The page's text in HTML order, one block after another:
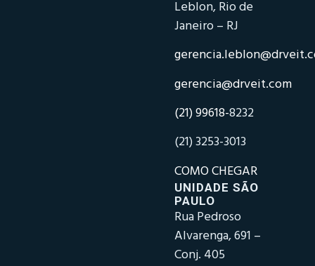
Leblon, Rio de
Janeiro – RJ
gerencia@drveit.com
(21) 99618-8232
(21) 3253-3013
COMO CHEGAR
UNIDADE SÃO
PAULO
Rua Pedroso
Alvarenga, 691 –
Conj. 405